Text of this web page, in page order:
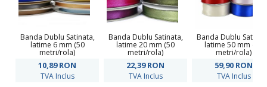
Banda Dublu Satinata,
latime 6 mm (50
metri/rola)
10,89RON
TVA Inclus
Banda Dublu Satinata,
latime 20 mm (50
metri/rola)
22,39RON
TVA Inclus
Banda Dublu
latime 50 mm (50
metri/rola)
59,90 RON
TVA Inclus